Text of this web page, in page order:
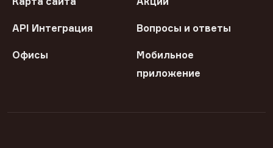
API Интеграция Вопросы и ответы
Офисы
Мобильное
приложение